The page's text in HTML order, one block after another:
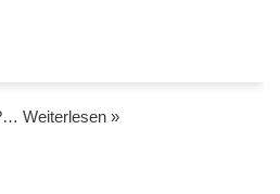
Weiterlesen »